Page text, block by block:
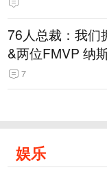
76人总裁：我们
&两位FMVP 纳
7
娱乐